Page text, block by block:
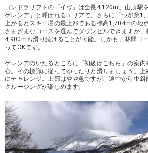
ゴンドラリフトの「イヴ」は全長4,120m。山頂駅
ゲレンデ」と呼ばれるエリアで、さらに「つが第1
上がるとスキー場の最上部である標高1,704mの地
さまざまなコースを選んでダウンヒルできますが
4,900mも滑り続けることが可能。しかも、林間コ
ってOKです。
ゲレンデのいたるところに「初級はこちら」の案内
心。その標識に従ってゆったりと滑りましょう。上
にチャレンジ。上部はやや急ですが、途中から中
クルージングが楽しめます。